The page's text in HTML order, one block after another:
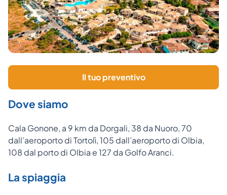
Il tuo preventivo
Dove siamo
Cala Gonone, a 9 km da Dorgali, 38 da Nuoro, 70
dall’aeroporto di Tortolì, 105 dall’aeroporto di Olbia,
108 dal porto di Olbia e 127 da Golfo Aranci.
La spiaggia